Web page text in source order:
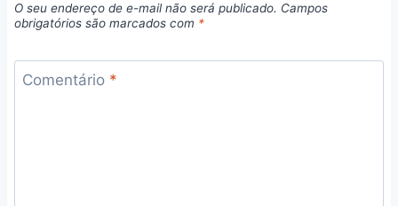
O seu endereço de e-mail não será publicado. Campos
obrigatórios são marcados com *
Comentário *